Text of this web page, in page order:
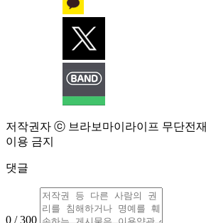
저작권자 ⓒ 브라보마이라이프 무단전
이용 금지
댓글
0 / 300